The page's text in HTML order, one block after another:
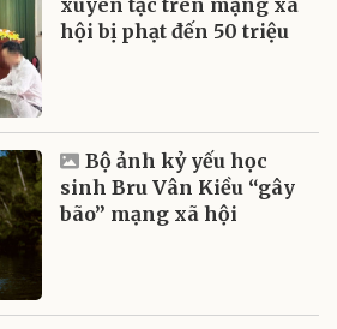
hội bị phạt đến 50 triệu
Bộ ảnh kỷ yếu học
sinh Bru Vân Kiều “gây
bão” mạng xã hội